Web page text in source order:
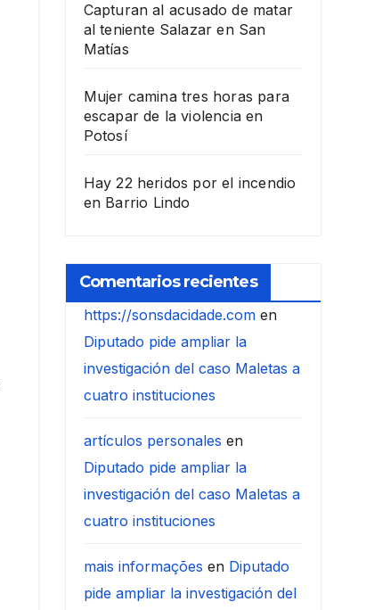
Capturan al acusado de matar
al teniente Salazar en San
Matías
Mujer camina tres horas para
escapar de la violencia en
Potosí
Hay 22 heridos por el incendio
en Barrio Lindo
Comentarios recientes
https://sonsdacidade.comen
Diputado pide ampliar la
investigación del caso Maletas a
cuatro instituciones
artículos personales en
Diputado pide ampliar la
investigación del caso Maletas a
cuatro instituciones
mais informações en Diputado
pide ampliar la investigación del